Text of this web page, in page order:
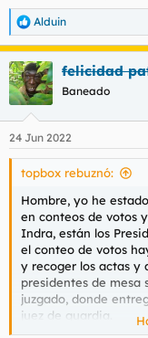
R
e
a
c
c
i
e
s
Alduin
felicidad
Baneado
24 Jun 2022
topbox rebuznó:
Hombre, yo he
en conteos de votos
Indra, están los
el conteo de votos
y recoger los actas y
presidentes de mesa
juzgado, donde
juez de guardia.